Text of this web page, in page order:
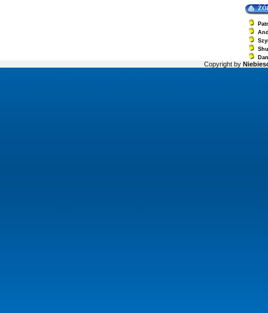
Copyright by